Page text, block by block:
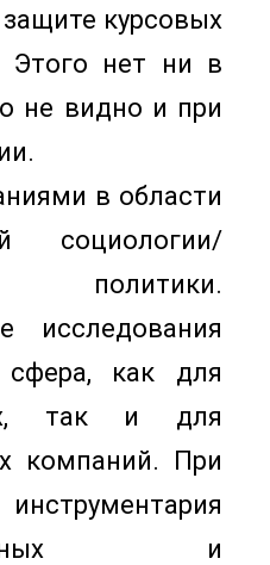
курсовых
Этого нет ни в
не видно и при
в области
социологии/
политики.
исследования
как для
так и для
компаний. При
и